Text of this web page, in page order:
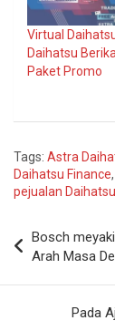
Virtual
Daihatsu
Paket Promo
Tags: Astra
Daihatsu Finance,
pejualan Daihatsu
pos
Bosch
Arah Masa
Pada